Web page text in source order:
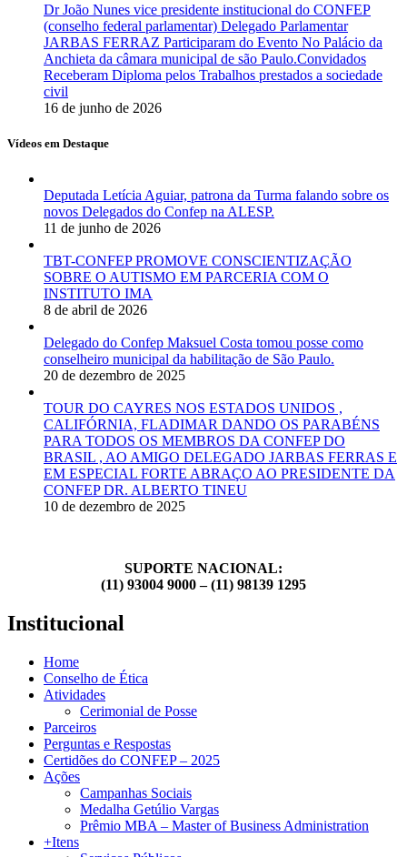
Dr João Nunes vice presidente institucional do CONFEP
(conselho federal parlamentar) Delegado Parlamentar
JARBAS FERRAZ Participaram do Evento No Palácio da
Anchieta da câmara municipal de são Paulo.Convidados
Receberam Diploma pelos Trabalhos prestados a sociedade
civil
16 de junho de 2026
Vídeos em Destaque
Deputada Letícia Aguiar, patrona da Turma falando sobre os
novos Delegados do Confep na ALESP.
11 de junho de 2026
TBT-CONFEP PROMOVE CONSCIENTIZAÇÃO
SOBRE O AUTISMO EM PARCERIA COM O
INSTITUTO IMA
8 de abril de 2026
Delegado do Confep Maksuel Costa tomou posse como
conselheiro municipal da habilitação de São Paulo.
20 de dezembro de 2025
TOUR DO CAYRES NOS ESTADOS UNIDOS ,
CALIFÓRNIA, FLADIMAR DANDO OS PARABÉNS
PARA TODOS OS MEMBROS DA CONFEP DO
BRASIL , AO AMIGO DELEGADO JARBAS FERRAS E
EM ESPECIAL FORTE ABRAÇO AO PRESIDENTE DA
CONFEP DR. ALBERTO TINEU
10 de dezembro de 2025
SUPORTE NACIONAL:
(11) 93004 9000 – (11) 98139 1295
Institucional
Home
Conselho de Ética
Atividades
Cerimonial de Posse
Parceiros
Perguntas e Respostas
Certidões do CONFEP – 2025
Ações
Campanhas Sociais
Medalha Getúlio Vargas
Prêmio MBA – Master of Business Administration
+Itens